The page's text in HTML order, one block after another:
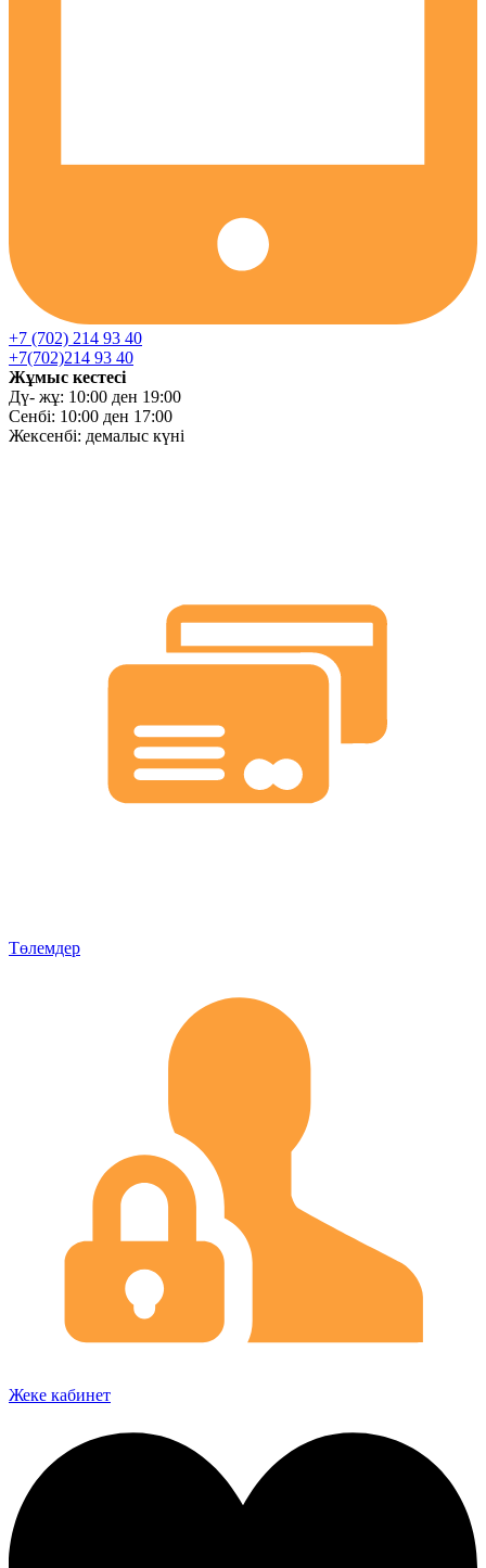
+7 (702) 214 93 40
+7(702)214 93 40
Жұмыс кестесі
Дү- жұ: 10:00 ден 19:00
Сенбі: 10:00 ден 17:00
Жексенбі: демалыс күні
Төлемдер
Жеке кабинет